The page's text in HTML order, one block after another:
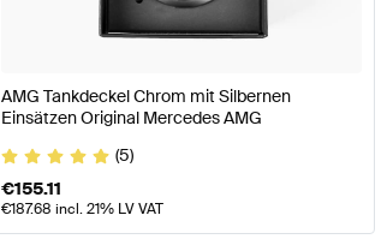
AMG Tankdeckel Chrom mit Silbernen
Einsätzen Original Mercedes AMG
(5)
€155.11
€187.68 incl. 21% LV VAT